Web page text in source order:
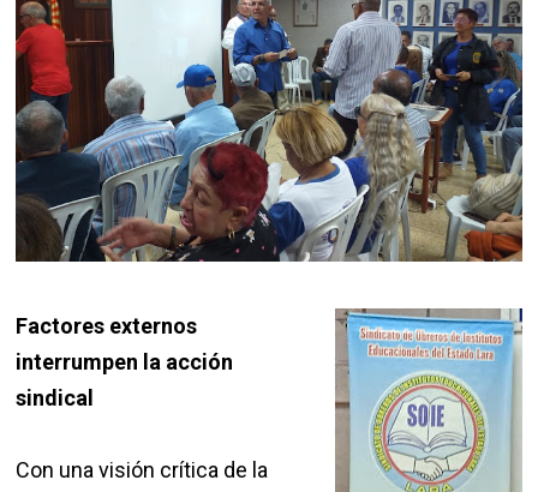
Factores externos
interrumpen la acción
sindical
Con una visión crítica de la